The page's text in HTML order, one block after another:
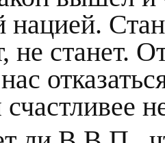
нацией.
станет.
нас